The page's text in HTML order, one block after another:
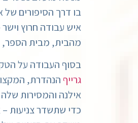
בו דרך הסיפורים
איש עבודה חרוץ
מהבית, מבית הספר,
בסוף העבודה על
גרייףהנהדרת,
אילנה והמסירות
כדי שתשדר צניעות